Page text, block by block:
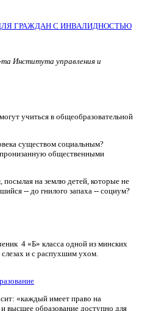
ГРАЖДАН С ИНВАЛИДНОСТЬЮ
Института управления и
учиться в общеобразовательной
существом социальным?
общественными
на землю детей, которые не
-- до гнилого запаха -- социум?
4 «Б» класса одной из минских
слезах и с распухшим ухом.
«каждый имеет право на
высшее образование доступно для